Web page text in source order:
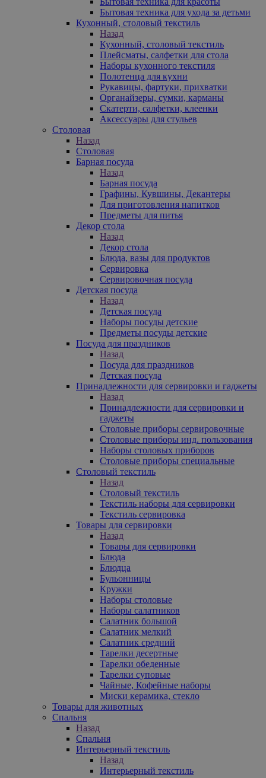
Бытовая техника для ухода за детьми
Кухонный, столовый текстиль
Назад
Кухонный, столовый текстиль
Плейсматы, салфетки для стола
Наборы кухонного текстиля
Полотенца для кухни
Рукавицы, фартуки, прихватки
Органайзеры, сумки, карманы
Скатерти, салфетки, клеенки
Аксессуары для стульев
Столовая
Назад
Столовая
Барная посуда
Назад
Барная посуда
Графины, Кувшины, Декантеры
Для приготовления напитков
Предметы для питья
Декор стола
Назад
Декор стола
Блюда, вазы для продуктов
Сервировка
Сервировочная посуда
Детская посуда
Назад
Детская посуда
Наборы посуды детские
Предметы посуды детские
Посуда для праздников
Назад
Посуда для праздников
Детская посуда
Принадлежности для сервировки и гаджеты
Назад
Принадлежности для сервировки и
гаджеты
Столовые приборы сервировочные
Столовые приборы инд. пользования
Наборы столовых приборов
Столовые приборы специальные
Столовый текстиль
Назад
Столовый текстиль
Текстиль наборы для сервировки
Текстиль сервировка
Товары для сервировки
Назад
Товары для сервировки
Блюда
Блюдца
Бульонницы
Кружки
Наборы столовые
Наборы салатников
Салатник большой
Салатник мелкий
Салатник средний
Тарелки десертные
Тарелки обеденные
Тарелки суповые
Чайные, Кофейные наборы
Миски керамика, стекло
Товары для животных
Спальня
Назад
Спальня
Интерьерный текстиль
Назад
Интерьерный текстиль